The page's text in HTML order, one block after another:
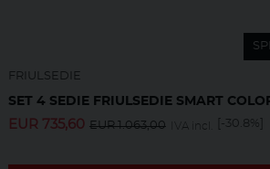
FRIULSEDIE
SET 4 SEDIE FRIULSEDIE SMART
EUR 735,60 EUR1.063,00 IVA incl. [-30.8%]